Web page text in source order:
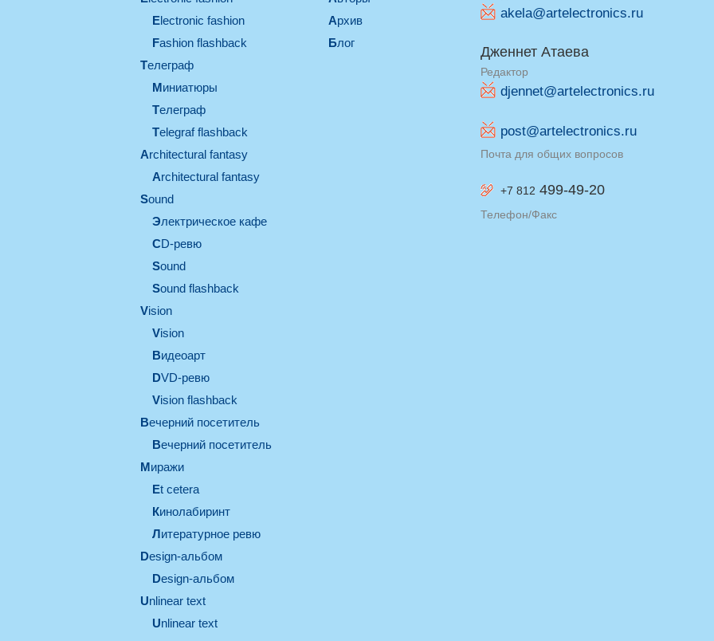
electronic fashion
Fashion flashback
телеграф
миниатюры
телеграф
Telegraf flashback
architectural fantasy
architectural fantasy
sound
электрическое кафе
CD-ревю
sound
Sound flashback
vision
vision
видеоарт
DVD-ревю
Vision flashback
вечерний посетитель
вечерний посетитель
миражи
et cetera
кинолабиринт
литературное ревю
design-альбом
design-альбом
unlinear text
Unlinear text
Архив
Блог
akela@artelectronics.ru
Дженнет Атаева
Редактор
djennet@artelectronics.ru
post@artelectronics.ru
Почта для общих вопросов
+7 812 499-49-20
Телефон/Факс